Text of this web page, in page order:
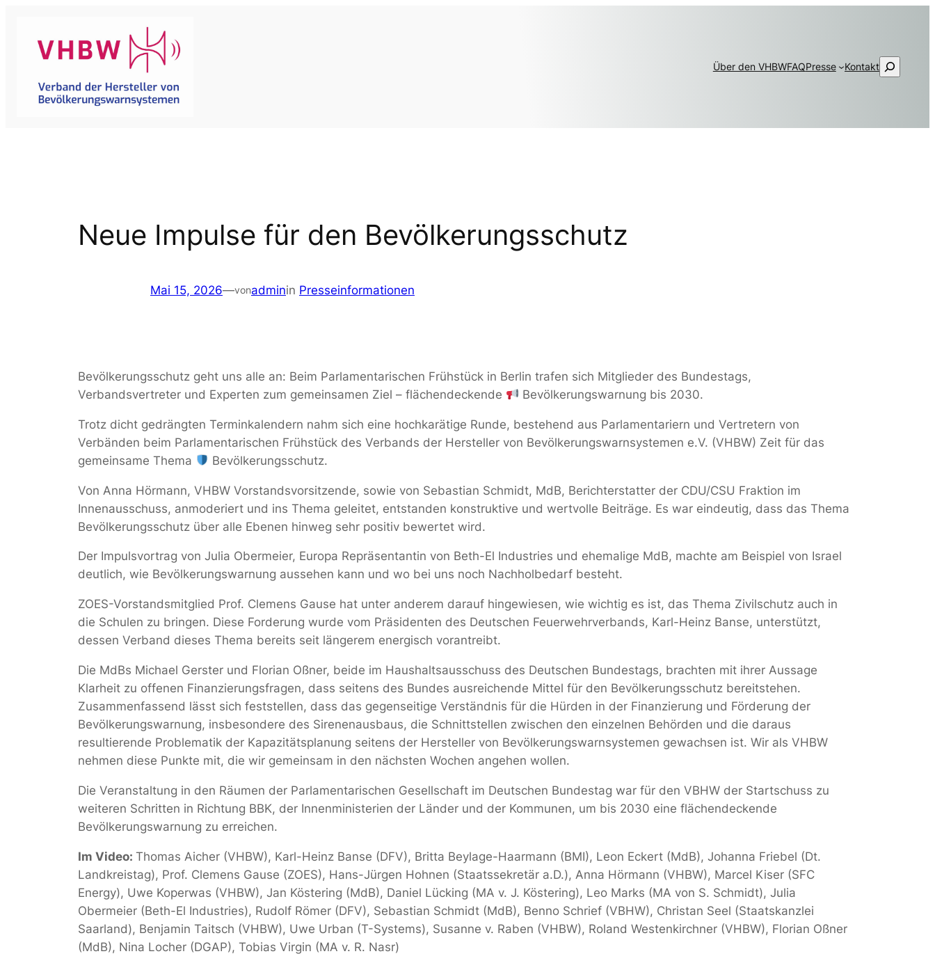
springen
Über den VHBWFAQPresse KontaktSuchen
Neue Impulse für den Bevölkerungsschutz
Mai 15, 2026—vonadminin Presseinformationen
Bevölkerungsschutz geht uns alle an: Beim Parlamentarischen Frühstück in Berlin trafen sich Mitglieder des Bundestags,
Verbandsvertreter und Experten zum gemeinsamen Ziel – flächendeckende
Bevölkerungswarnung bis 2030.
Trotz dicht gedrängten Terminkalendern nahm sich eine hochkarätige Runde, bestehend aus Parlamentariern und Vertretern von
Verbänden beim Parlamentarischen Frühstück des Verbands der Hersteller von Bevölkerungswarnsystemen e.V. (VHBW) Zeit für das
gemeinsame Thema
Bevölkerungsschutz.
Von Anna Hörmann, VHBW Vorstandsvorsitzende, sowie von Sebastian Schmidt, MdB, Berichterstatter der CDU/CSU Fraktion im
Innenausschuss, anmoderiert und ins Thema geleitet, entstanden konstruktive und wertvolle Beiträge. Es war eindeutig, dass das Thema
Bevölkerungsschutz über alle Ebenen hinweg sehr positiv bewertet wird.
Der Impulsvortrag von Julia Obermeier, Europa Repräsentantin von Beth-El Industries und ehemalige MdB, machte am Beispiel von Israel
deutlich, wie Bevölkerungswarnung aussehen kann und wo bei uns noch Nachholbedarf besteht.
ZOES-Vorstandsmitglied Prof. Clemens Gause hat unter anderem darauf hingewiesen, wie wichtig es ist, das Thema Zivilschutz auch in
die Schulen zu bringen. Diese Forderung wurde vom Präsidenten des Deutschen Feuerwehrverbands, Karl-Heinz Banse, unterstützt,
dessen Verband dieses Thema bereits seit längerem energisch vorantreibt.
Die MdBs Michael Gerster und Florian Oßner, beide im Haushaltsausschuss des Deutschen Bundestags, brachten mit ihrer Aussage
Klarheit zu offenen Finanzierungsfragen, dass seitens des Bundes ausreichende Mittel für den Bevölkerungsschutz bereitstehen.
Zusammenfassend lässt sich feststellen, dass das gegenseitige Verständnis für die Hürden in der Finanzierung und Förderung der
Bevölkerungswarnung, insbesondere des Sirenenausbaus, die Schnittstellen zwischen den einzelnen Behörden und die daraus
resultierende Problematik der Kapazitätsplanung seitens der Hersteller von Bevölkerungswarnsystemen gewachsen ist. Wir als VHBW
nehmen diese Punkte mit, die wir gemeinsam in den nächsten Wochen angehen wollen.
Die Veranstaltung in den Räumen der Parlamentarischen Gesellschaft im Deutschen Bundestag war für den VBHW der Startschuss zu
weiteren Schritten in Richtung BBK, der Innenministerien der Länder und der Kommunen, um bis 2030 eine flächendeckende
Bevölkerungswarnung zu erreichen.
Im Video: Thomas Aicher (VHBW), Karl-Heinz Banse (DFV), Britta Beylage-Haarmann (BMI), Leon Eckert (MdB), Johanna Friebel (Dt.
Landkreistag), Prof. Clemens Gause (ZOES), Hans-Jürgen Hohnen (Staatssekretär a.D.), Anna Hörmann (VHBW), Marcel Kiser (SFC
Energy), Uwe Koperwas (VHBW), Jan Köstering (MdB), Daniel Lücking (MA v. J. Köstering), Leo Marks (MA von S. Schmidt), Julia
Obermeier (Beth-El Industries), Rudolf Römer (DFV), Sebastian Schmidt (MdB), Benno Schrief (VBHW), Christan Seel (Staatskanzlei
Saarland), Benjamin Taitsch (VHBW), Uwe Urban (T-Systems), Susanne v. Raben (VHBW), Roland Westenkirchner (VHBW), Florian Oßner
(MdB), Nina Locher (DGAP), Tobias Virgin (MA v. R. Nasr)